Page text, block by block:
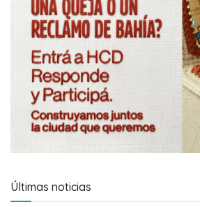
Últimas noticias